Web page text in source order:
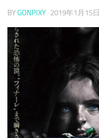
BYGONPIXY · 2019年1月15日